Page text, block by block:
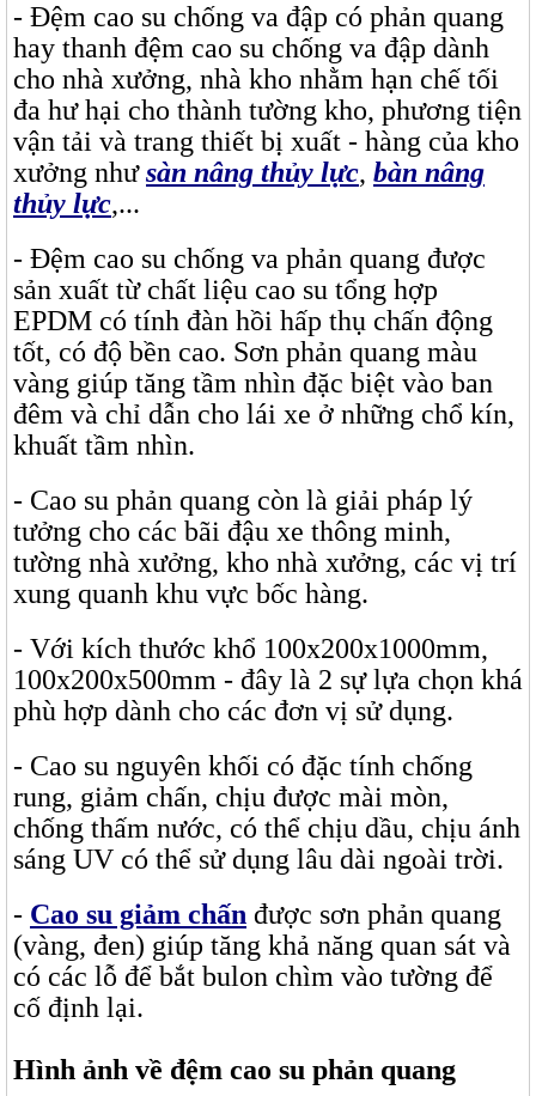
- Đệm cao su chống va đập có phản quang
hay thanh đệm cao su chống va đập dành
cho nhà xưởng, nhà kho nhằm hạn chế tối
đa hư hại cho thành tường kho, phương tiện
vận tải và trang thiết bị xuất - hàng của kho
xưởng nhưsàn nâng thủy lực, bàn nâng
thủy lực,...
- Đệm cao su chống va phản quang được
sản xuất từ chất liệu cao su tổng hợp
EPDM có tính đàn hồi hấp thụ chấn động
tốt, có độ bền cao. Sơn phản quang màu
vàng giúp tăng tầm nhìn đặc biệt vào ban
đêm và chỉ dẫn cho lái xe ở những chổ kín,
khuất tầm nhìn.
- Cao su phản quang còn là giải pháp lý
tưởng cho các bãi đậu xe thông minh,
tường nhà xưởng, kho nhà xưởng, các vị trí
xung quanh khu vực bốc hàng.
- Với kích thước khổ 100x200x1000mm,
100x200x500mm - đây là 2 sự lựa chọn khá
phù hợp dành cho các đơn vị sử dụng.
- Cao su nguyên khối có đặc tính chống
rung, giảm chấn, chịu được mài mòn,
chống thấm nước, có thể chịu dầu, chịu ánh
sáng UV có thể sử dụng lâu dài ngoài trời.
- Cao su giảm chấn được sơn phản quang
(vàng, đen) giúp tăng khả năng quan sát và
có các lỗ để bắt bulon chìm vào tường để
cố định lại.
Hình ảnh về đệm cao su phản quang